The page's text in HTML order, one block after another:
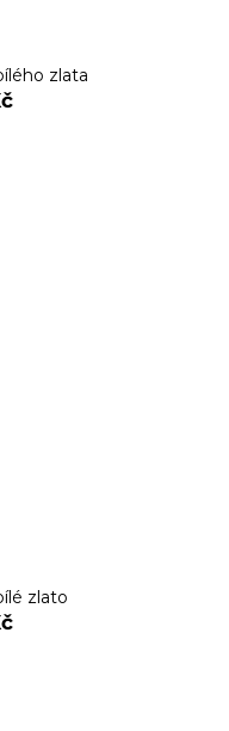
zlata
zlato